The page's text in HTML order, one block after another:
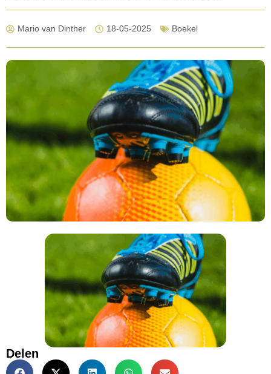
Mario van Dinther 18-05-2025 Boekel
Delen